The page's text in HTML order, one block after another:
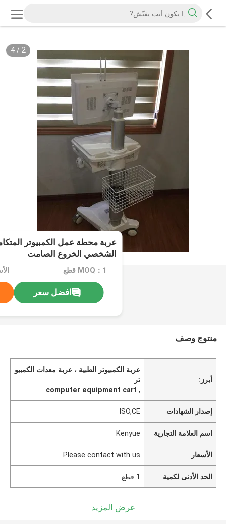
2
/
4
الشخصي الخروع الصامت
MOQ：1 قطع
افضل سعر
منتوج وصف
أبرز:
عربة الكمبيوتر الطبية ، عربة معدات الكمبيو
تر
,
computer equipment cart
إصدار الشهادات ISO,CE
اسم العلامة التجارية Kenyue
الأسعار Please contact with us
الحد الأدنى لكمية 1 قطع
عرض المزيد